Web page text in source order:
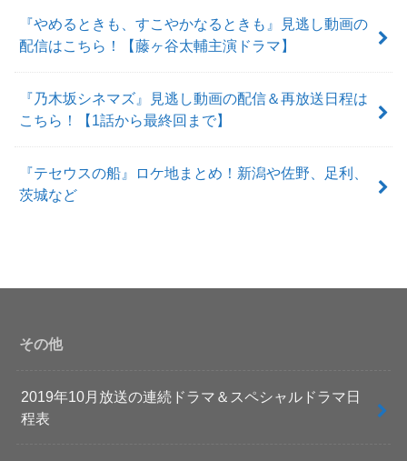
『やめるときも、すこやかなるときも』見逃し動画の
配信はこちら！【藤ヶ谷太輔主演ドラマ】
『乃木坂シネマズ』見逃し動画の配信＆再放送日程は
こちら！【1話から最終回まで】
『テセウスの船』ロケ地まとめ！新潟や佐野、足利、
茨城など
その他
2019年10月放送の連続ドラマ＆スペシャルドラマ日
程表